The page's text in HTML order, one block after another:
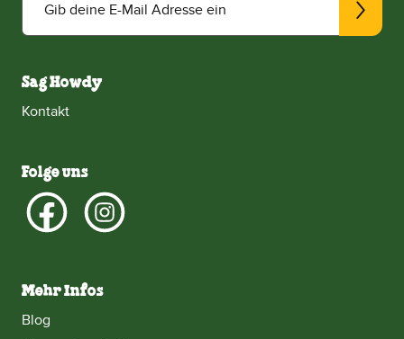
Gib deine E-Mail Adresse ein
Sag Howdy
Kontakt
Folge uns
Mehr Infos
Blog